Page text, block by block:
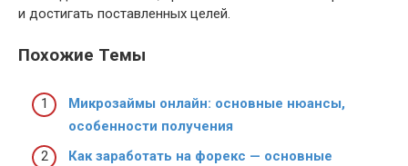
и достигать поставленных целей.
Похожие Темы
Микрозаймы онлайн: основные нюансы,
особенности получения
Как заработать на форекс — основные